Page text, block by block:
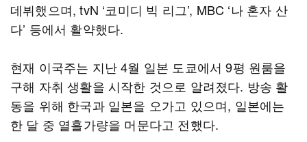
데뷔했으며, tvN ‘코미디 빅 리그’, MBC ‘나 혼자 산
다’ 등에서 활약했다.
현재 이국주는 지난 4월 일본 도쿄에서 9평 원룸을
구해 자취 생활을 시작한 것으로 알려졌다. 방송 활
동을 위해 한국과 일본을 오가고 있으며, 일본에는
한 달 중 열흘가량을 머문다고 전했다.